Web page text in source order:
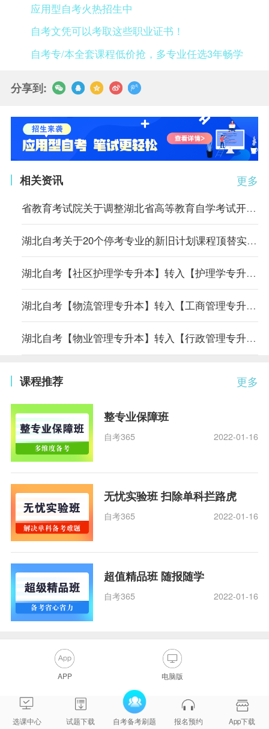
应用型自考火热招生中
自考文凭可以考取这些职业证书！
自考专/本全套课程低价抢，多专业任选3年畅学
分享到:
更多
相关资讯
省教育考试院关于调整湖北省高等教育自学考试开考专业考试计划的通告
湖北自考关于20个停考专业的新旧计划课程顶替实施方案
湖北自考【社区护理学专升本】转入【护理学专升本】专业课程顶替表
湖北自考【物流管理专升本】转入【工商管理专升本】专业课程顶替表
湖北自考【物业管理专升本】转入【行政管理专升本】专业课程顶替表
更多
课程推荐
整专业保障班
自考365 2022-01-16
无忧实验班 扫除单科拦路虎
自考365 2022-01-16
超值精品班 随报随学
自考365 2022-01-16
APP 电脑版
选课中心 试题下载 自考备考刷题 报名预约 App下载